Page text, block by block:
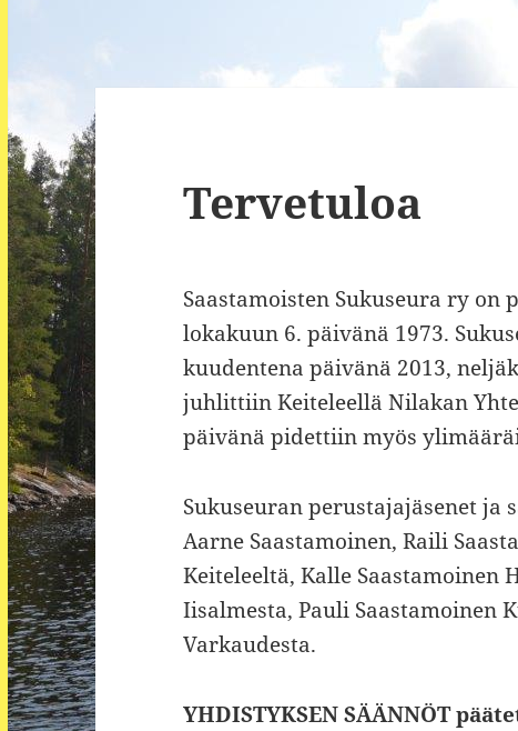
Tervetuloa
Saastamoisten Sukuseura ry
lokakuun 6. päivänä 1973.
kuudentena päivänä 2013,
juhlittiin Keiteleellä Nilakan
päivänä pidettiin myös
Sukuseuran perustajajäsenet
Aarne Saastamoinen, Raili
Keiteleeltä, Kalle Saastamoinen
Iisalmesta, Pauli Saastamoinen
Varkaudesta.
YHDISTYKSEN SÄÄNNÖT